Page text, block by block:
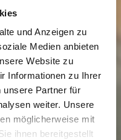
und Anzeigen zu
Medien anbieten
Website zu
Informationen zu Ihrer
unsere Partner für
weiter. Unsere
möglicherweise mit
ihnen bereitgestellt